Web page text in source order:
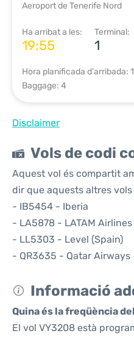
Aeroport de Tenerife Nord
Ha arribat a les:
19:55
Terminal:
1
Hora planificada d'arribada:
Baggage: 4
Disclaimer
Vols de codi
Aquest vol és compartit
dir que aquests altres
- IB5454 - Iberia
- LA5878 - LATAM Airlines
- LL5303 - Level (Spain)
- QR3635 - Qatar Airways
Informació
Quina és la freqüència
El vol VY3208 està